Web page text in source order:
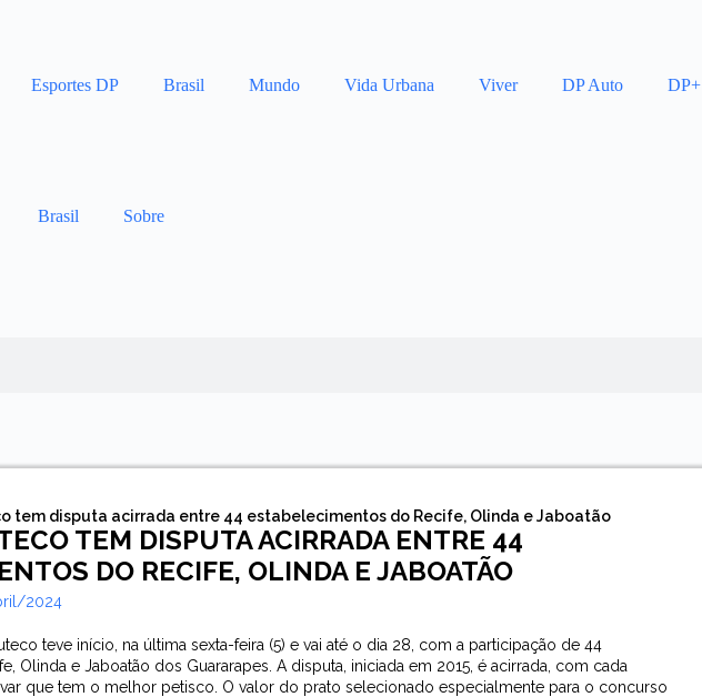
Esportes DP Brasil Mundo Vida Urbana Viver DP Auto DP+
Brasil Sobre
tem disputa acirrada entre 44 estabelecimentos do Recife, Olinda e Jaboatão
TEM DISPUTA ACIRRADA ENTRE 44
DO RECIFE, OLINDA E JABOATÃO
2024
teve início, na última sexta-feira (5) e vai até o dia 28, com a participação de 44
Olinda e Jaboatão dos Guararapes. A disputa, iniciada em 2015, é acirrada, com cada
que tem o melhor petisco. O valor do prato selecionado especialmente para o concurso